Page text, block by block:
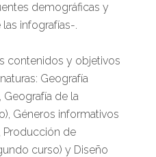
demográficas y
infografías-.
contenidos y objetivos
Geografía
Geografía de la
Géneros informativos
Producción de
curso) y Diseño